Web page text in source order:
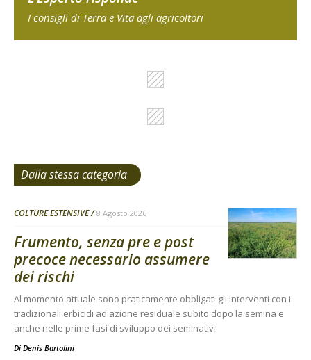
I consigli di Terra e Vita agli agricoltori
Dalla stessa categoria
COLTURE ESTENSIVE 8 Agosto 2026
Frumento, senza pre e post
precoce necessario assumere
dei rischi
Al momento attuale sono praticamente obbligati gli interventi con i
tradizionali erbicidi ad azione residuale subito dopo la semina e
anche nelle prime fasi di sviluppo dei seminativi
Di Denis Bartolini